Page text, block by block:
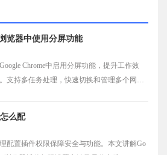
览器中使用分屏功能
Chrome中启用分屏功能，提升工作效
支持多任务处理，快速切换和管理多个网页
么配
配置插件权限保障安全与功能。本文讲解Go